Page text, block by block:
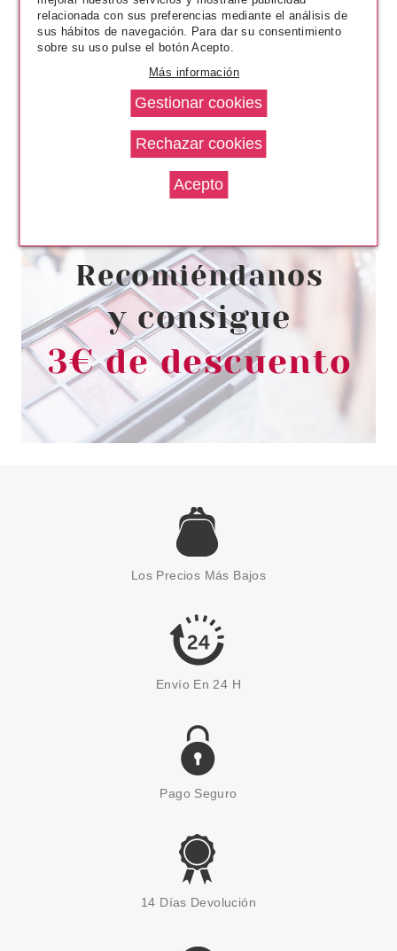
ESSENCE
ESSENCE FEELIN' COMFY
Pvr 3.59€
-16%
desde
3.00€
ESSENCE
ESSENCE BROCHA PARA
POLVOS
2.99€
ESSENCE
FRIENDS DIADEMA Y ESPONJA
Los Precios Más Bajos
Envío En 24 H
Pago Seguro
14 Días Devolución
relacionada con sus preferencias mediante el análisis de
sus hábitos de navegación. Para dar su consentimiento
sobre su uso pulse el botón Acepto.
Más información